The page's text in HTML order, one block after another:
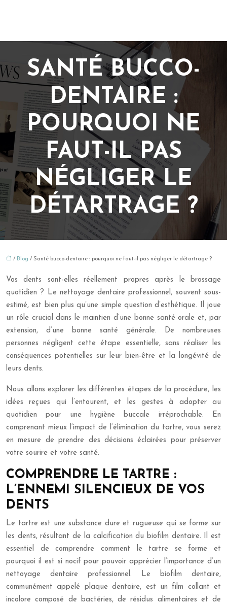
SANTÉ BUCCO-
DENTAIRE :
POURQUOI NE
FAUT-IL PAS
NÉGLIGER LE
DÉTARTRAGE ?
/ Blog / Santé bucco-dentaire : pourquoi ne faut-il pas négliger le détartrage ?
Vos dents sont-elles réellement propres après le brossage
quotidien ? Le nettoyage dentaire professionnel, souvent sous-
estimé, est bien plus qu’une simple question d’esthétique. Il joue
un rôle crucial dans le maintien d’une bonne santé orale et, par
extension, d’une bonne santé générale. De nombreuses
personnes négligent cette étape essentielle, sans réaliser les
conséquences potentielles sur leur bien-être et la longévité de
leurs dents.
Nous allons explorer les différentes étapes de la procédure, les
idées reçues qui l’entourent, et les gestes à adopter au
quotidien pour une hygiène buccale irréprochable. En
comprenant mieux l’impact de l’élimination du tartre, vous serez
en mesure de prendre des décisions éclairées pour préserver
votre sourire et votre santé.
COMPRENDRE LE TARTRE :
L’ENNEMI SILENCIEUX DE VOS
DENTS
Le tartre est une substance dure et rugueuse qui se forme sur
les dents, résultant de la calcification du biofilm dentaire. Il est
essentiel de comprendre comment le tartre se forme et
pourquoi il est si nocif pour pouvoir apprécier l’importance d’un
nettoyage dentaire professionnel. Le biofilm dentaire,
communément appelé plaque dentaire, est un film collant et
incolore composé de bactéries, de résidus alimentaires et de